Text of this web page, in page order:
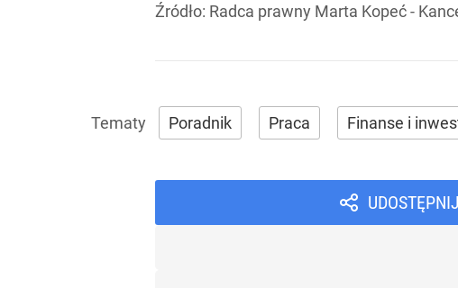
Źródło: Radca prawny Marta Kopeć -
Poradnik Praca Finanse i
UDOSTĘPNIJ